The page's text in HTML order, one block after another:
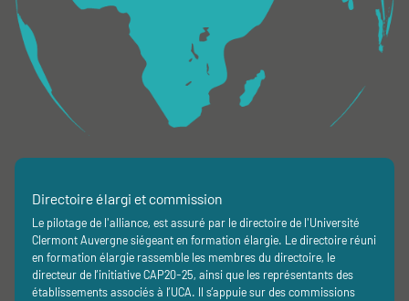
Directoire élargi et commission
Le pilotage de l'alliance, est assuré par le directoire de l'Université
Clermont Auvergne siégeant en formation élargie. Le directoire réuni
en formation élargie rassemble les membres du directoire, le
directeur de l’initiative CAP20-25, ainsi que les représentants des
établissements associés à l’UCA. Il s’appuie sur des commissions